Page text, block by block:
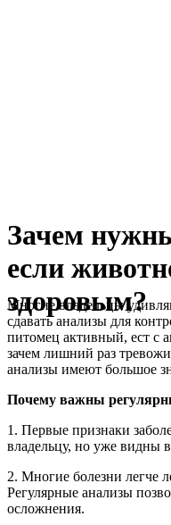
Зачем
если
здоровым?
Многие владельцы
сдавать анализы для
питомец активный, ест с
зачем лишний раз
анализы имеют большое
Почему важны
1. Первые признаки
владельцу, но уже видны
2. Многие болезни легче
Регулярные анализы
осложнения.